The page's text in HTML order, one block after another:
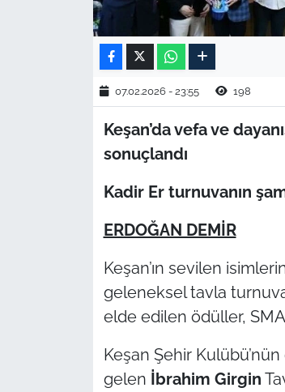
07.02.2026 - 23:55 198
Keşan’da vefa ve
sonuçlandı
Kadir Er turnuvanın
ERDOĞAN DEMİR
Keşan’ın sevilen
geleneksel tavla
elde edilen ödüller, SMA
Keşan Şehir
gelen İbrahim Girgin
EDİRNE
ÇANAKKALE
TÜRKİYE